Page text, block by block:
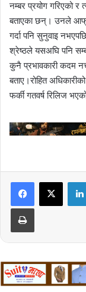
नम्बर प्रयोग गरिएको र
बताएका छन्। उनले
गर्दा पनि सुनुवाइ
श्रेष्ठले यसअघि पनि
कुनै प्रभावकारी कदम
बताए।रोहित
फर्की गतवर्ष रिलिज
Print